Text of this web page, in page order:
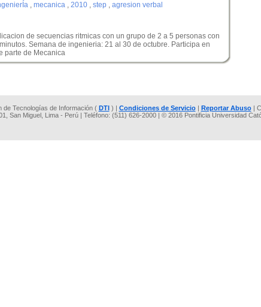
, mecanica , 2010 , step , agresion verbal
de secuencias ritmicas con un grupo de 2 a 5 personas con
Semana de ingenieria: 21 al 30 de octubre. Participa en
parte de Mecanica
de Tecnologías de Información ( DTI) | Condiciones de Servicio| Reportar Abuso|
San Miguel, Lima - Perú | Teléfono: (511) 626-2000 | © 2016 Pontificia Universidad